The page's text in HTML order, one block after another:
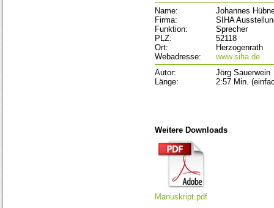
Name:
Johannes
Firma:
SIHA
Funktion:
Sprecher
PLZ:
52118
Ort:
Herzogenrath
Webadresse:
www.siha.de
Autor:
Jörg Sauerwein
Länge:
2:57 Min.
Weitere Downloads
Manuskript.pdf